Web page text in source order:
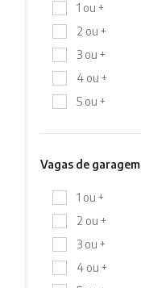
1 ou +
2 ou +
3 ou +
4 ou +
5 ou +
Vagas de garagem
1 ou +
2 ou +
3 ou +
4 ou +